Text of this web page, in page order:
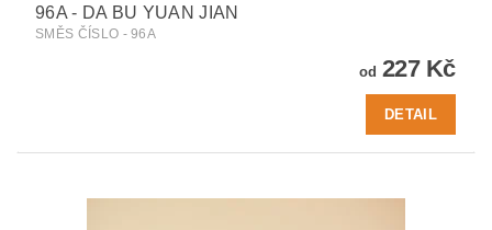
96A - DA BU YUAN JIAN
SMĚS ČÍSLO - 96A
od 227 Kč
DETAIL